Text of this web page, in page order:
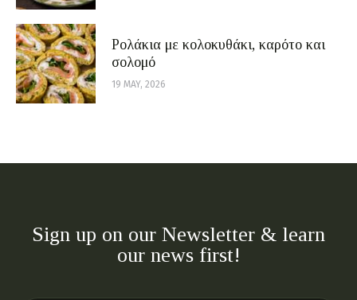
Ρολάκια με κολοκυθάκι, καρότο και
σολομό
19 MAY, 2026
Sign up on our Newsletter & learn
our news first!